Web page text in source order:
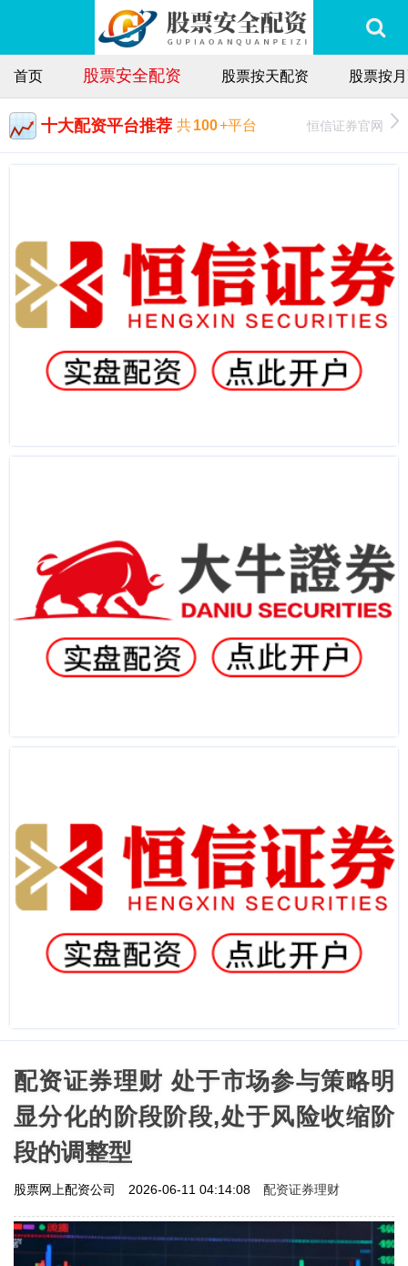
首页 股票安全配资 股票按天配资 股票按
十大配资平台推荐 共100+平台 恒信证券官网
配资证券理财 处于市场参与策略明
显分化的阶段阶段,处于风险收缩阶
段的调整型
股票网上配资公司 2026-06-11 04:14:08 配资证券理财